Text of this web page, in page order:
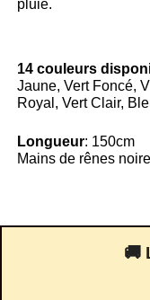
pluie.
14 couleurs
Jaune, Vert Foncé,
Royal, Vert Clair,
Longueur: 150cm
Mains de rênes
🚚